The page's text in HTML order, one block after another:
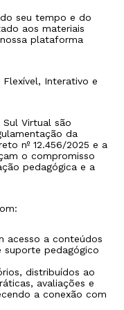
seu tempo e do
aos materiais
plataforma
Flexível, Interativo e
Virtual são
da
nº 12.456/2025 e a
o compromisso
pedagógica e a
acesso a conteúdos
suporte pedagógico
distribuídos ao
avaliações e
a conexão com